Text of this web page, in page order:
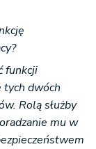
funkcji
tych dwóch
Rolą służby
mu w